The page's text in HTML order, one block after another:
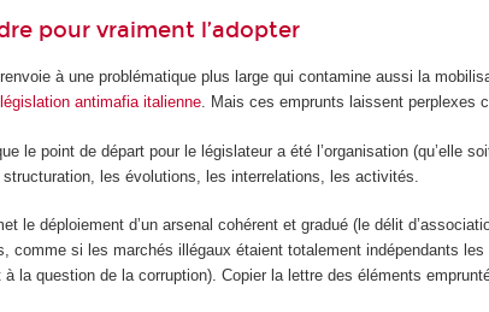
pour vraiment l’adopter
à une problématique plus large qui contamine aussi la
législation antimafia italienne. Mais ces emprunts laissent perplexes
le point de départ pour le législateur a été l’organisation (qu’elle
les évolutions, les interrelations, les activités.
le déploiement d’un arsenal cohérent et gradué (le délit
comme si les marchés illégaux étaient totalement indépendants
la question de la corruption). Copier la lettre des éléments